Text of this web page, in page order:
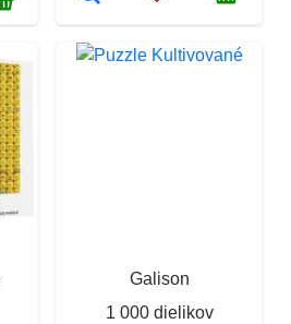
Galison
1 000 dielikov